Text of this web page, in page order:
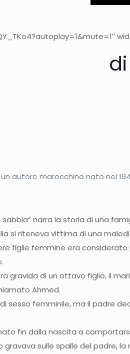
autore marocchino nato nel
sabbia” narra la storia di una
si riteneva vittima di una
figlie femmine era
gravida di un ottavo figlio, il
Ahmed.
sesso femminile, ma il padre
fin dalla nascita a
sulle spalle del padre,